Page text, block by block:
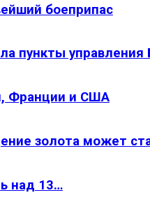
боеприпас
пункты
Франции и США
золота может
над 13…